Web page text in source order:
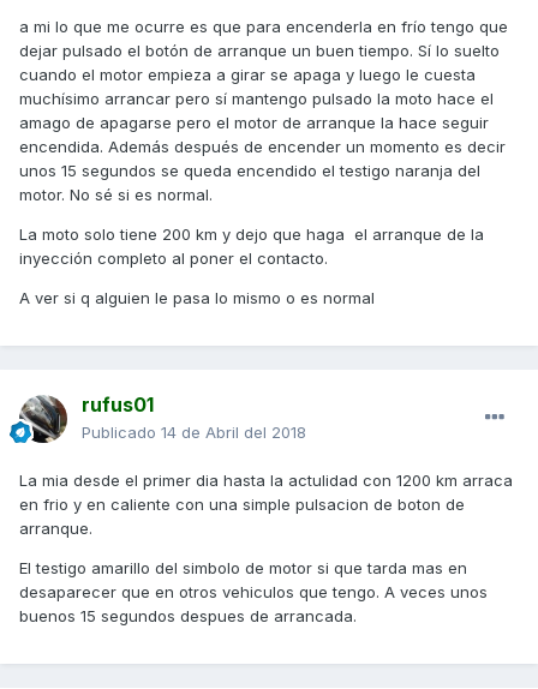
a mi lo que me ocurre es que para encenderla en frío tengo que
dejar pulsado el botón de arranque un buen tiempo. Sí lo suelto
cuando el motor empieza a girar se apaga y luego le cuesta
muchísimo arrancar pero sí mantengo pulsado la moto hace el
amago de apagarse pero el motor de arranque la hace seguir
encendida. Además después de encender un momento es decir
unos 15 segundos se queda encendido el testigo naranja del
motor. No sé si es normal.
La moto solo tiene 200 km y dejo que haga el arranque de la
inyección completo al poner el contacto.
A ver si q alguien le pasa lo mismo o es normal
rufus01
Publicado 14 de Abril del 2018
La mia desde el primer dia hasta la actulidad con 1200 km arraca
en frio y en caliente con una simple pulsacion de boton de
arranque.
El testigo amarillo del simbolo de motor si que tarda mas en
desaparecer que en otros vehiculos que tengo. A veces unos
buenos 15 segundos despues de arrancada.